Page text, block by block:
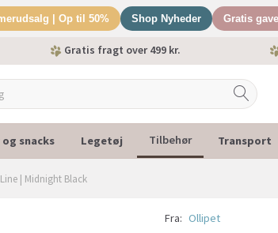
| Op til 50% Shop Nyheder Gratis gave
Gratis fragt over 499 kr.
snacks Legetøj Tilbehør Transport
| Midnight Black
Fra: Ollipet